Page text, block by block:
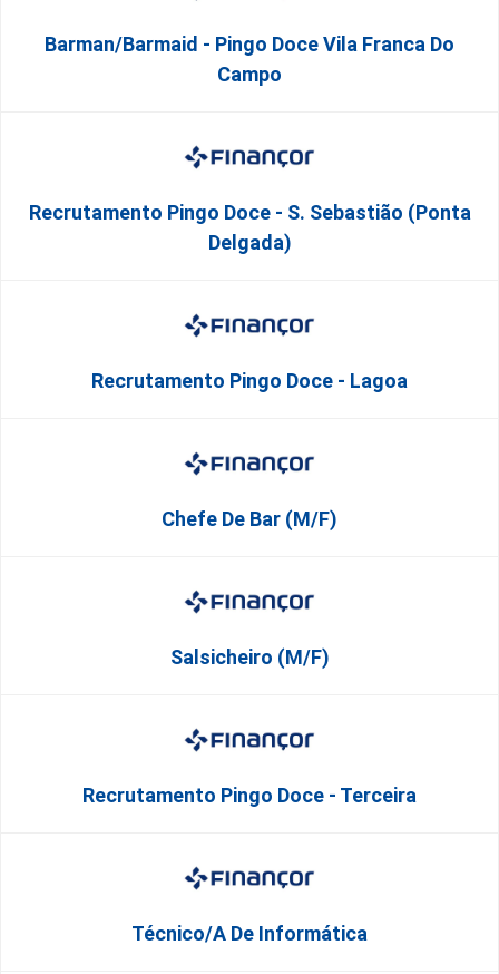
Barman/Barmaid - Pingo Doce Vila Franca Do
Campo
Recrutamento Pingo Doce - S. Sebastião (Ponta
Delgada)
Recrutamento Pingo Doce - Lagoa
Chefe De Bar (M/F)
Salsicheiro (M/F)
Recrutamento Pingo Doce - Terceira
Técnico/a De Informática